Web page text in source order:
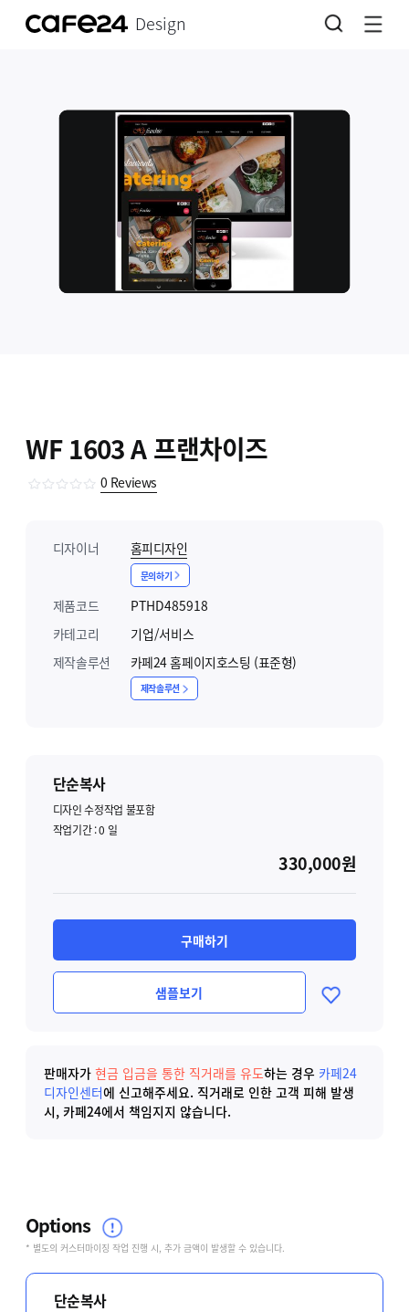
Design
Options
* 별도의 커스터마이징 작업 진행 시, 추가 금액이 발생할 수 있습니다.
단순복사
WF 1603 A 프랜차이즈
0 Reviews
디자이너 홈피디자인
문의하기
제품코드
PTHD485918
카테고리
기업/서비스
제작솔루션
카페24 홈페이지호스팅 (표준형)
제작솔루션
단순복사
디자인 수정작업 불포함
작업기간 :0 일
330,000원
구매하기
샘플보기
판매자가 현금 입금을 통한 직거래를 유도하는 경우 카페24
디자인센터에 신고해주세요. 직거래로 인한 고객 피해 발생
시, 카페24에서 책임지지 않습니다.